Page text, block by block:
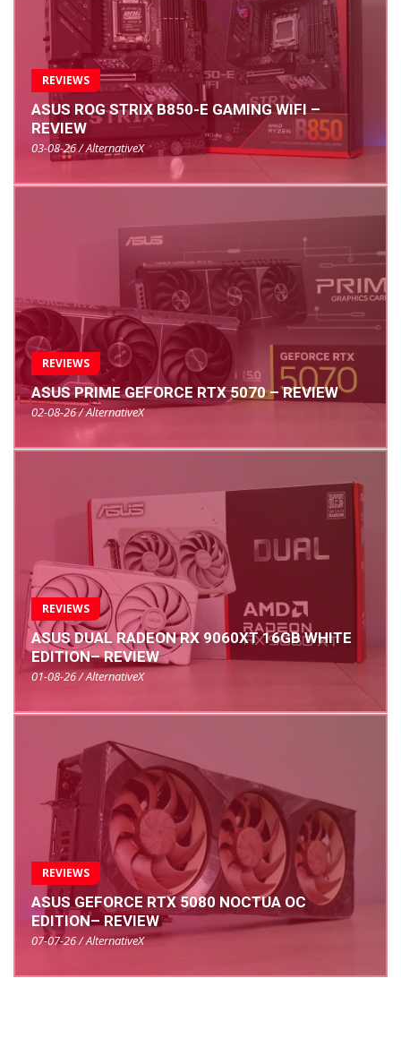
REVIEWS
ASUS ROG STRIX B850-E GAMING WIFI –
REVIEW
03-08-26 / AlternativeX
REVIEWS
ASUS PRIME GEFORCE RTX 5070 – REVIEW
02-08-26 / AlternativeX
REVIEWS
ASUS DUAL RADEON RX 9060XT 16GB WHITE
EDITION– REVIEW
01-08-26 / AlternativeX
REVIEWS
ASUS GEFORCE RTX 5080 NOCTUA OC
EDITION– REVIEW
07-07-26 / AlternativeX